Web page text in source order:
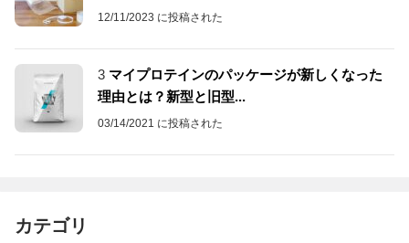
12/11/2023 に投稿された
3 マイプロテインのパッケージが新しくなった
理由とは？新型と旧型...
03/14/2021 に投稿された
カテゴリ